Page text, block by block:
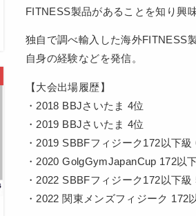
FITNESS製品があることを知り興
独自で調べ輸入した海外FITNESS
自身の経験などを発信。
【大会出場履歴】
・2018 BBJさいたま 4位
・2019 BBJさいたま 4位
・2019 SBBFフィジーク172以下級
・2020 GolgGymJapanCup 172以
・2022 SBBFフィジーク172以下級
・2022 関東メンズフィジーク 172